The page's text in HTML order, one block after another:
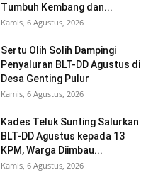
Tumbuh Kembang dan...
Kamis, 6 Agustus, 2026
Sertu Olih Solih Dampingi
Penyaluran BLT-DD Agustus di
Desa Genting Pulur
Kamis, 6 Agustus, 2026
Kades Teluk Sunting Salurkan
BLT-DD Agustus kepada 13
KPM, Warga Diimbau...
Kamis, 6 Agustus, 2026